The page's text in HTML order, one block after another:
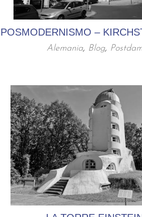
POSMODERNISMO –
Alemania, Blog,